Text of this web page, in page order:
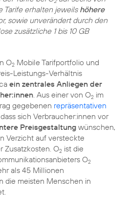
Tarife erhalten jeweils höhere
sowie unverändert durch den
zusätzliche 1 bis 10 GB
O2 Mobile Tarifportfolio und
Leistungs-Verhältnis
ein zentrales Anliegen der
. Aus einer von O2 im
gegebenen repräsentativen
sich Verbraucher:innen vor
Preisgestaltung wünschen,
Verzicht auf versteckte
Zusatzkosten. O2 ist die
O2
als 45 Millionen
die meisten Menschen in